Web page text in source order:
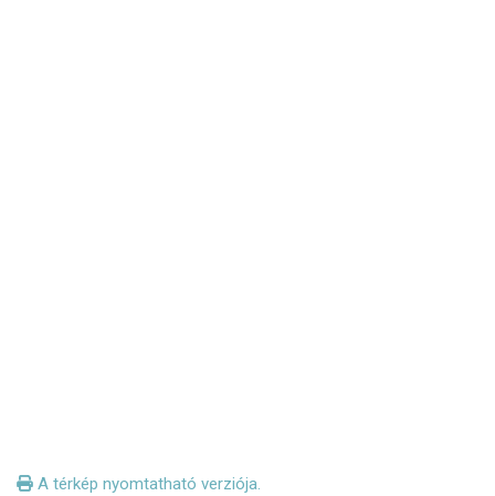
A térkép nyomtatható verziója.